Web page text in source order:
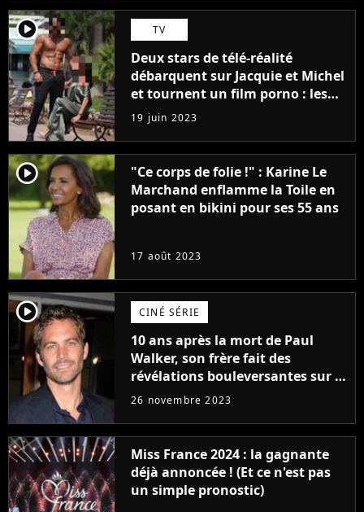
player2 TV
Deux stars de télé-réalité
débarquent sur Jacquie et Michel
et tournent un film porno : les
premières images du tournage
(exclu)
19 juin 2023
player2
"Ce corps de folie !" : Karine Le
Marchand enflamme la Toile en
posant en bikini pour ses 55 ans
17 août 2023
player2 CINÉ SÉRIE
10 ans après la mort de Paul
Walker, son frère fait des
révélations bouleversantes sur la
réaction des acteurs de Fast and
26 novembre 2023
Miss France 2024 : la gagnante
déjà annoncée ! (Et ce n'est pas
un simple pronostic)